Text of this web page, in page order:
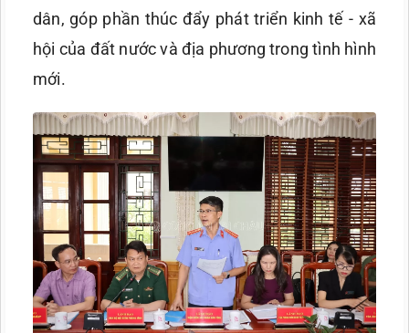
dân, góp phần thúc đẩy phát triển kinh tế - xã
hội của đất nước và địa phương trong tình hình
mới.